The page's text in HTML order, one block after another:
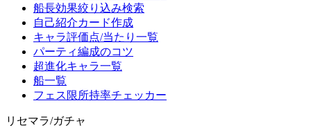
船長効果絞り込み検索
自己紹介カード作成
キャラ評価点/当たり一覧
パーティ編成のコツ
超進化キャラ一覧
船一覧
フェス限所持率チェッカー
リセマラ/ガチャ